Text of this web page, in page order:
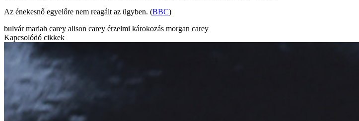
Az énekesnő egyelőre nem reagált az ügyben. (BBC)
bulvár mariah carey alison carey érzelmi károkozás morgan carey
Kapcsolódó cikkek